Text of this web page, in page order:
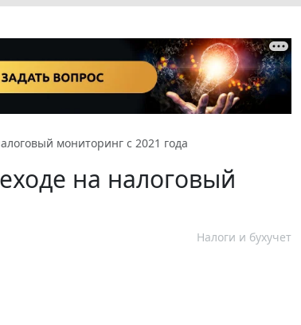
мониторинг с 2021 года
на налоговый
Налоги и бухучет